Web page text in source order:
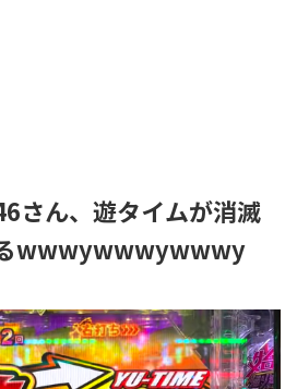
さん、遊タイムが消滅
wwwywwwywwwy